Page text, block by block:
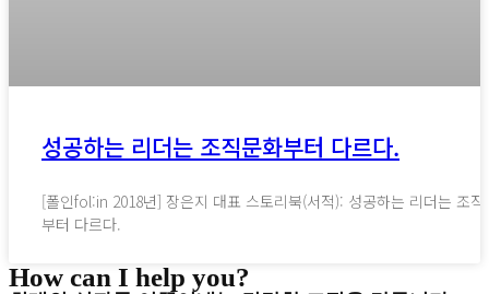
성공하는 리더는 조직문화부터 다르다.
[폴인fol:in 2018년] 장은지 대표 스토리북(서적): 성공하는 리더는 조직
부터 다르다.
How can I help you?